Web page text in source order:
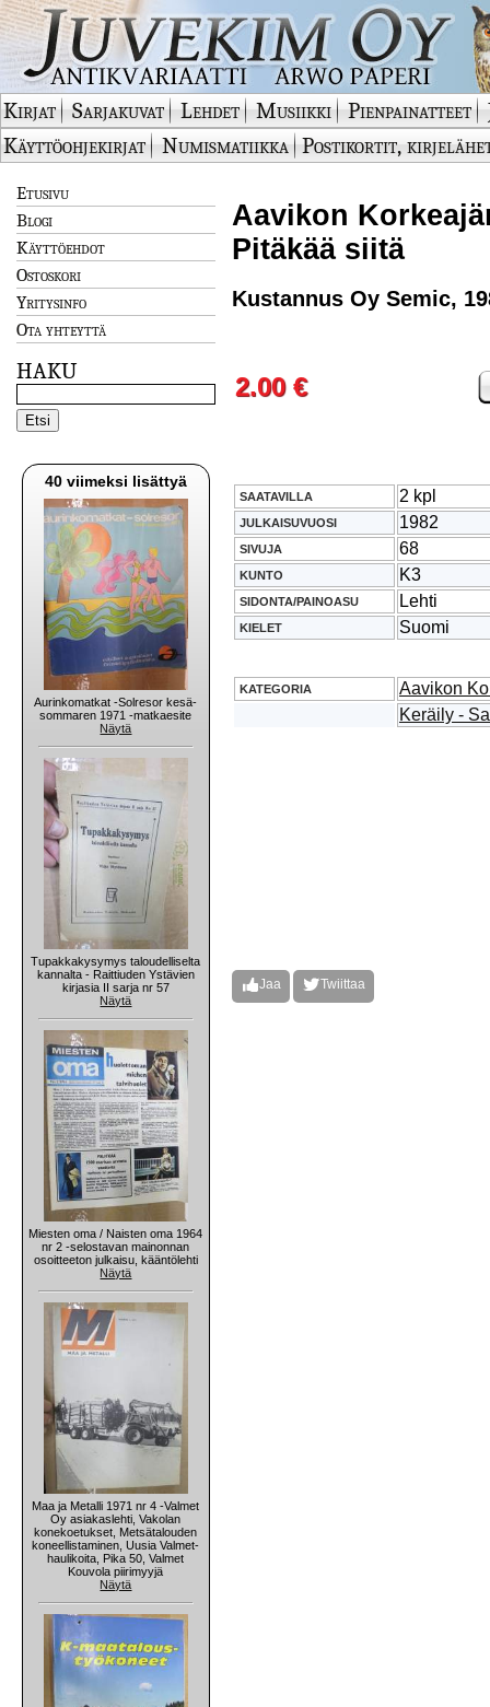
Kirjat Sarjakuvat Lehdet Musiikki Pienpainatteet
Käyttöohjekirjat
Numismatiikka Postikortit,
Etusivu
Blogi
Käyttöehdot
Ostoskori
Yritysinfo
Ota yhteyttä
HAKU
40 viimeksi lisättyä
Aurinkomatkat -Solresor kesä-
sommaren 1971 -matkaesite
Näytä
Tupakkakysymys taloudelliselta
kannalta - Raittiuden Ystävien
kirjasia II sarja nr 57
Näytä
Miesten oma / Naisten oma 1964
nr 2 -selostavan mainonnan
osoitteeton julkaisu, kääntölehti
Näytä
Maa ja Metalli 1971 nr 4 -Valmet
Oy asiakaslehti, Vakolan
konekoetukset, Metsätalouden
koneellistaminen, Uusia Valmet-
haulikoita, Pika 50, Valmet
Kouvola piirimyyjä
Näytä
Aavikon
Pitäkää siitä
Kustannus Oy Semic,
2.00 €
SAATAVILLA 2 kpl
JULKAISUVUOSI 1982
SIVUJA 68
KUNTO K3
SIDONTA/PAINOASU Lehti
KIELET Suomi
KATEGORIA
Aavikon
Keräily -
Jaa Twiittaa